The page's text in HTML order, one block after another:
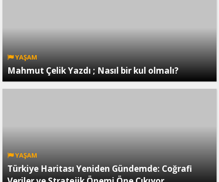
YAŞAM
Mahmut Çelik Yazdı ; Nasıl bir kul olmalı?
YAŞAM
Türkiye Haritası Yeniden Gündemde: Coğrafi